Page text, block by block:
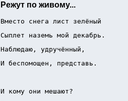
Режут по живому...
Вместо снега лист зелёный
Сыплет наземь мой декабрь.
Наблюдаю, удручённый,
И беспомощен, представь.
И кому они мешают?